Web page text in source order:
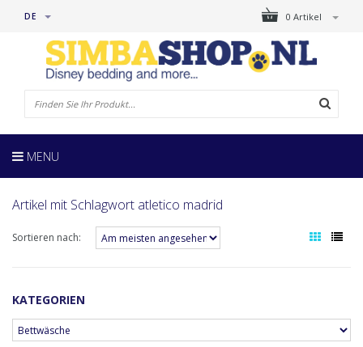
0 Artikel
DE
MENU
Artikel mit Schlagwort atletico madrid
Sortieren nach:
KATEGORIEN